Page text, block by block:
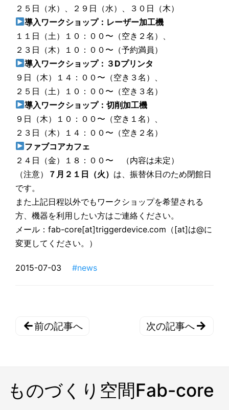
２５日（水）、２９日（水）、３０日（木）
導入ワークショップ：レーザー加工機
１１日（土）１０：００〜（空き２名）、
２３日（木）１０：００〜（予約満員）
導入ワークショップ：３Dプリンタ
９日（木）１４：００〜（空き３名）、
２５日（土）１０：００〜（空き３名）
導入ワークショップ：切削加工機
９日（木）１０：００〜（空き１名）、
２３日（木）１４：００〜（空き２名）
ファブコアカフェ
２４日（金）１８：００〜 （内容は未定）
（注意）
７月２１日（火） は、振替休日のため閉館日
です。
また上記日程以外でもワークショップを希望される
方、機器を利用したい方はご連絡ください。
メール：fab-core[at]triggerdevice.com（[at]は@に
変更してください。）
2015-07-03 #news
前の記事へ 次の記事へ
ものづくり空間Fab-core